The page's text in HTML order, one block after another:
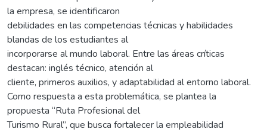
la empresa, se identificaron
debilidades en las competencias técnicas y habilidades
blandas de los estudiantes al
incorporarse al mundo laboral. Entre las áreas críticas
destacan: inglés técnico, atención al
cliente, primeros auxilios, y adaptabilidad al entorno laboral.
Como respuesta a esta problemática, se plantea la
propuesta “Ruta Profesional del
Turismo Rural”, que busca fortalecer la empleabilidad